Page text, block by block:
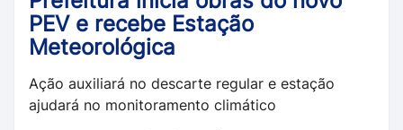
PEV e recebe Estação
Meteorológica
Ação auxiliará no descarte regular e estação
ajudará no monitoramento climático